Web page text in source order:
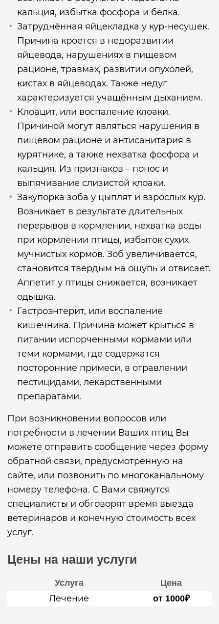
кальция, избытка фосфора и белка.
Затруднённая яйцекладка у кур-несушек.
Причина кроется в недоразвитии
яйцевода, нарушениях в пищевом
рационе, травмах, развитии опухолей,
кистах в яйцеводах. Также недуг
характеризуется учащённым дыханием.
Клоацит, или воспаление клоаки.
Причиной могут являться нарушения в
пищевом рационе и антисанитария в
курятнике, а также нехватка фосфора и
кальция. Из признаков – понос и
выпячивание слизистой клоаки.
Закупорка зоба у цыплят и взрослых кур.
Возникает в результате длительных
перерывов в кормлении, нехватка воды
при кормлении птицы, избыток сухих
мучнистых кормов. Зоб увеличивается,
становится твёрдым на ощупь и отвисает.
Аппетит у птицы снижается, возникает
одышка.
Гастроэнтерит, или воспаление
кишечника. Причина может крыться в
питании испорченными кормами или
теми кормами, где содержатся
посторонние примеси, в отравлении
пестицидами, лекарственными
препаратами.
При возникновении вопросов или
потребности в лечении Ваших птиц Вы
можете отправить сообщение через форму
обратной связи, предусмотренную на
сайте, или позвонить по многоканальному
номеру телефона. С Вами свяжутся
специалисты и обговорят время выезда
ветеринаров и конечную стоимость всех
услуг.
Цены на наши услуги
Услуга Цена
Лечение от 1000₽